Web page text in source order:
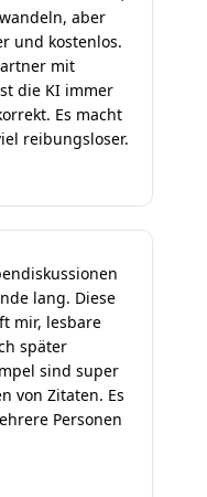
aber
und kostenlos.
mit
die KI immer
Es macht
reibungsloser.
lang. Diese
mir, lesbare
später
sind super
von Zitaten. Es
Personen